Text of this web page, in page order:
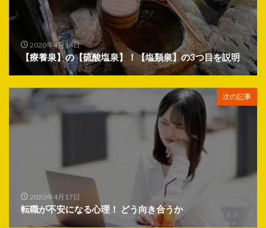
2020年4月14日
【療養泉】の【硫酸塩泉】！【塩類泉】の3つ目を説明
次の記事
2020年4月17日
転職が不安になる心理！ どう向き合うか